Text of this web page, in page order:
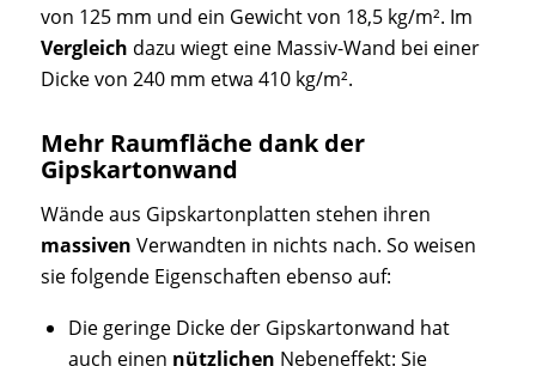
von 125 mm und ein Gewicht von 18,5 kg/m². Im
Vergleich dazu wiegt eine Massiv-Wand bei einer
Dicke von 240 mm etwa 410 kg/m².
Mehr Raumfläche dank der
Gipskartonwand
Wände aus Gipskartonplatten stehen ihren
massiven Verwandten in nichts nach. So weisen
sie folgende Eigenschaften ebenso auf:
Die geringe Dicke der Gipskartonwand hat
auch einen nützlichen Nebeneffekt: Sie